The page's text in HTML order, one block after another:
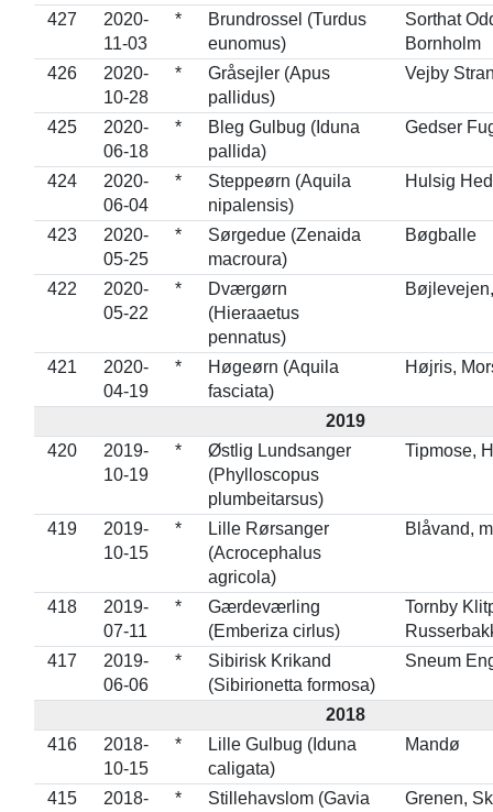
427
2020-
11-03
*
Brundrossel (Turdus
eunomus)
Sorthat
Bornholm
426
2020-
10-28
*
Gråsejler (Apus
pallidus)
Vejby
425
2020-
06-18
*
Bleg Gulbug (Iduna
pallida)
Gedser
424
2020-
06-04
*
Steppeørn (Aquila
nipalensis)
Hulsig
423
2020-
05-25
*
Sørgedue (Zenaida
macroura)
Bøgballe
422
2020-
05-22
*
Dværgørn
(Hieraaetus
pennatus)
421
2020-
04-19
*
Høgeørn (Aquila
fasciata)
Højris,
2019
420
2019-
10-19
*
Østlig Lundsanger
(Phylloscopus
plumbeitarsus)
Tipmose,
419
2019-
10-15
*
Lille Rørsanger
(Acrocephalus
agricola)
Blåvand,
418
2019-
07-11
*
Gærdeværling
(Emberiza cirlus)
Tornby
417
2019-
06-06
*
Sibirisk Krikand
(Sibirionetta formosa)
Sneum
2018
416
2018-
10-15
*
Lille Gulbug (Iduna
caligata)
Mandø
415
2018-
*
Stillehavslom (Gavia
Grenen,